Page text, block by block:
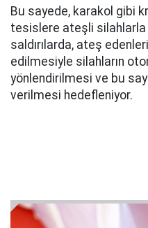
Bu sayede, karakol gibi
tesislere ateşli silahlarla
saldırılarda, ateş
edilmesiyle silahların
yönlendirilmesi ve bu
verilmesi hedefleniyor.